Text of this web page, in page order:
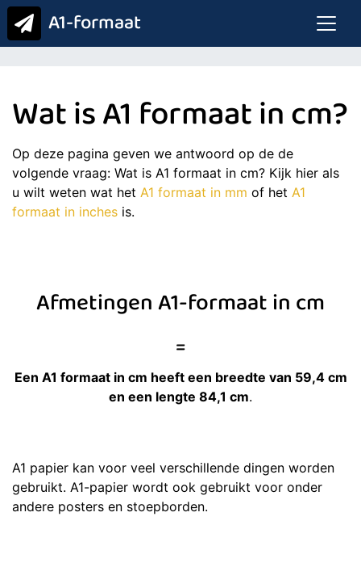
A1-formaat
Wat is A1 formaat in cm?
Op deze pagina geven we antwoord op de de
volgende vraag: Wat is A1 formaat in cm? Kijk hier als
u wilt weten wat het A1 formaat in mm of het A1
formaat in inches is.
Afmetingen A1-formaat in cm
=
Een A1 formaat in cm heeft een breedte van 59,4 cm
en een lengte 84,1 cm.
A1 papier kan voor veel verschillende dingen worden
gebruikt. A1-papier wordt ook gebruikt voor onder
andere posters en stoepborden.